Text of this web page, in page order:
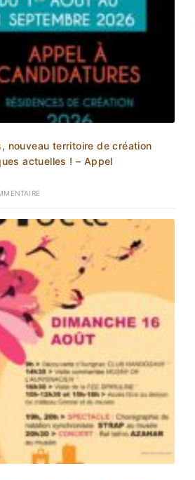
nouveau territoire de création
actuelles ! – Appel